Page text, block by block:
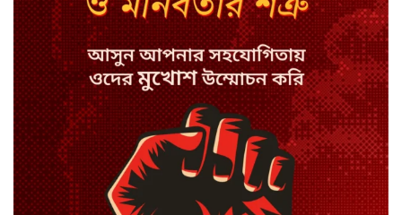
সিরাজগঞ্জে বাস ট্রাক দুর্ঘটনা, চালকসহ
নিহত ২
স্পিকারের নামে জাল ডিও, প্রতারণার
অভিযোগে এসিল্যান্ডের বিরুদ্ধে মামলা
সাদা না বাদামি চিনি, কোনটি ভালো?